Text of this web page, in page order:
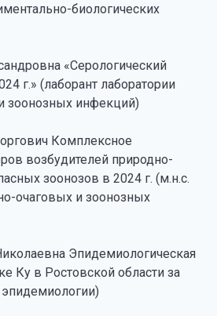
биологических
«Серологический
г.» (лаборант лаборатории
зоонозных инфекций)
Комплексное
возбудителей природно-
зоонозов в 2024 г. (м.н.с.
очаговых и зоонозных
Эпидемиологическая
Ку в Ростовской области за
эпидемиологии)